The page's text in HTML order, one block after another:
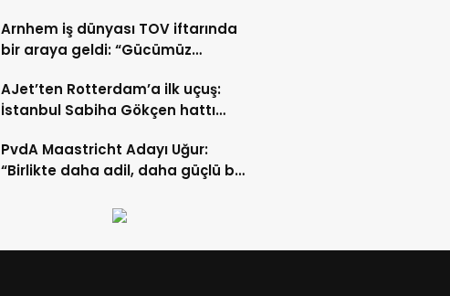
Arnhem iş dünyası TOV iftarında
bir araya geldi: “Gücümüz
AJet’ten Rotterdam’a ilk uçuş:
İstanbul Sabiha Gökçen hattı
PvdA Maastricht Adayı Uğur:
“Birlikte daha adil, daha güçlü bir